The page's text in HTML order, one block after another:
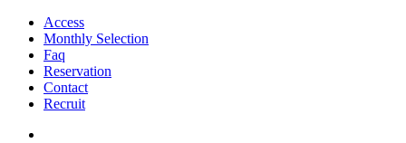
Access
Monthly Selection
Faq
Reservation
Contact
Recruit